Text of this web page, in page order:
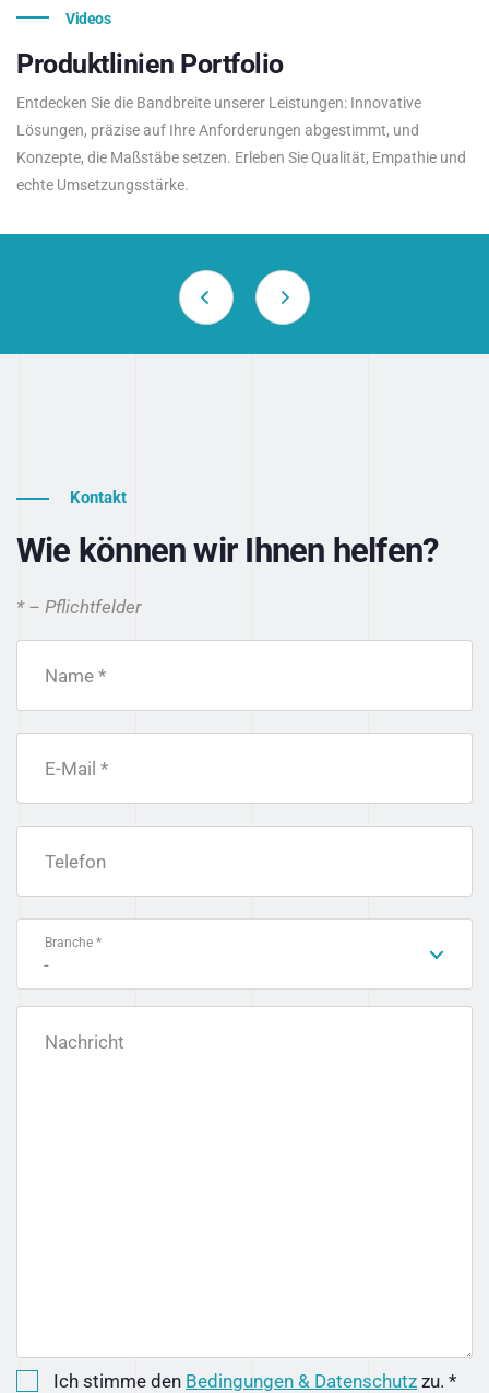
Videos
Produktlinien Portfolio
Entdecken Sie die Bandbreite unserer Leistungen: Innovative
Lösungen, präzise auf Ihre Anforderungen abgestimmt, und
Konzepte, die Maßstäbe setzen. Erleben Sie Qualität, Empathie und
echte Umsetzungsstärke.
Kontakt
Wie können wir Ihnen helfen?
* – Pflichtfelder
Name *
E-Mail *
Telefon
Branche *
-
Nachricht
Ich stimme den Bedingungen & Datenschutz zu. *